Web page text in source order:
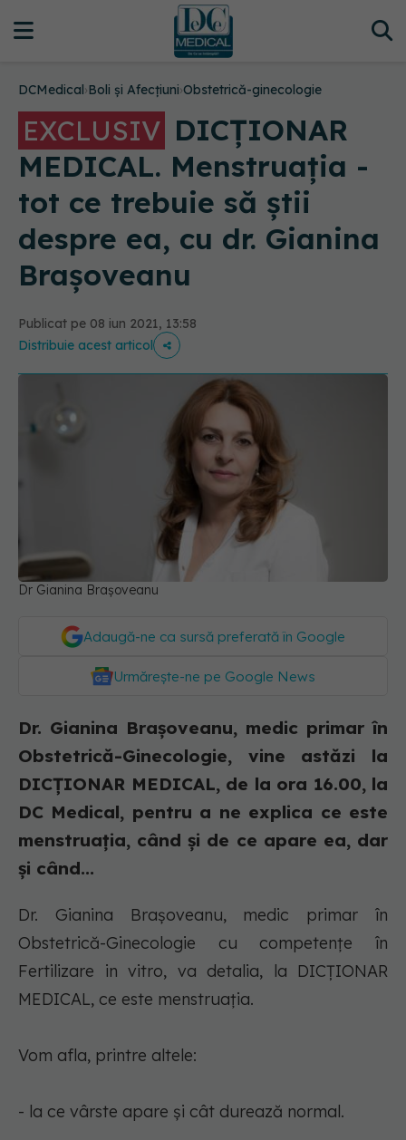
DCMedical›Boli și Afecțiuni›Obstetrică-ginecologie
EXCLUSIV DICȚIONAR
MEDICAL. Menstruația -
tot ce trebuie să știi
despre ea, cu dr. Gianina
Brașoveanu
Publicat pe 08 iun 2021, 13:58
Distribuie acest articol
Dr Gianina Brașoveanu
Adaugă-ne ca sursă preferată în Google
Urmărește-ne pe Google News
Dr. Gianina Brașoveanu, medic primar în
Obstetrică-Ginecologie, vine astăzi la
DICȚIONAR MEDICAL, de la ora 16.00, la
DC Medical, pentru a ne explica ce este
menstruația, când și de ce apare ea, dar
și când...
Dr. Gianina Brașoveanu, medic primar în
Obstetrică-Ginecologie cu competențe în
Fertilizare in vitro, va detalia, la DICȚIONAR
MEDICAL, ce este menstruația.
Vom afla, printre altele:
- la ce vârste apare și cât durează normal.